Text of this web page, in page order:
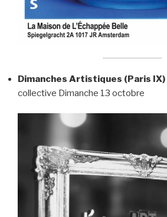
Dimanches Artistiques (Paris IX)
collective Dimanche 13 octobre